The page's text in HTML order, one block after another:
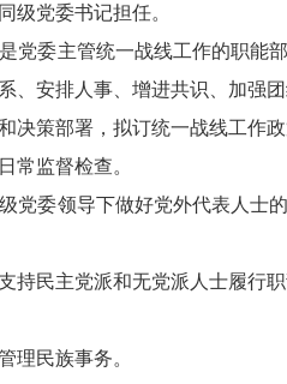
党委书记担任。
主管统一战线工作的职能
安排人事、增进共识、加强团
部署，拟订统一战线工作政
监督检查。
委领导下做好党外代表人士
主党派和无党派人士履行职
民族事务。